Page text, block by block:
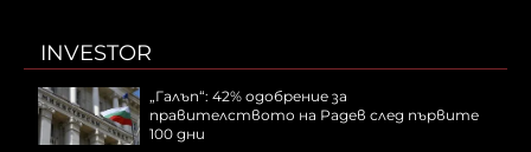
INVESTOR
„Галъп“: 42% одобрение за
правителството на Радев след първите
100 дни